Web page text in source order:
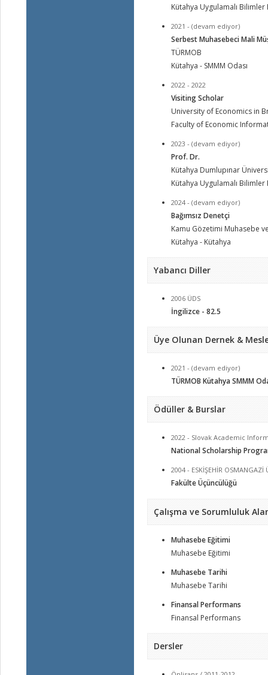
Kütahya Uygulamalı
2021 - (devam ediyor)
Serbest Muhasebeci Mali
TÜRMOB
Kütahya - SMMM Odası
2022 - 2022
Visiting Scholar
University of Economics in
Faculty of Economic
2023 - (devam ediyor)
Prof. Dr.
Kütahya Dumlupınar
Kütahya Uygulamalı
2024 - (devam ediyor)
Bağımsız Denetçi
Kamu Gözetimi Muhasebe
Kütahya - Kütahya
Yabancı Diller
2006 ÜDS
İngilizce - 82.5
Üye Olunan Dernek &
2021 - (devam ediyor)
TÜRMOB Kütahya SMMM
Ödüller & Burslar
2022 - Slovak Academic
National Scholarship
2004 - ESKİŞEHİR OSMANGAZİ
Fakülte Üçüncülüğü
Çalışma ve Sorumluluk
Muhasebe Eğitimi
Muhasebe Eğitimi
Muhasebe Tarihi
Muhasebe Tarihi
Finansal Performans
Finansal Performans
Dersler